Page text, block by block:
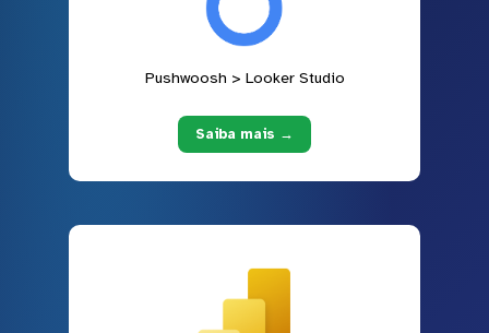
Pushwoosh > Looker Studio
Saiba mais →